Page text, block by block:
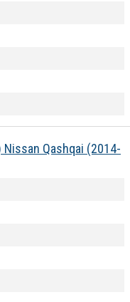
Qashqai (2014-